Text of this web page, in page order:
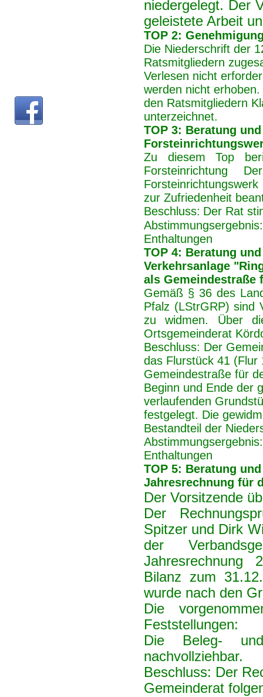
niedergelegt. Der
geleistete Arbeit
TOP 2:
Die Niederschrift der
Ratsmitgliedern
Verlesen nicht
werden nicht erhoben.
den Ratsmitgliedern
unterzeichnet.
TOP 3: Beratung
Zu diesem Top
Forsteinrichtung
zur Zufriedenheit
Beschluss: Der Rat
Enthaltungen
TOP 4: Beratung
Verkehrsanlage
als Gemeindestraße
Gemäß § 36 des
Pfalz (LStrGRP) sind
zu widmen. Über
Ortsgemeinderat
Beschluss: Der
das Flurstück 41 (Flur
Gemeindestraße für
Beginn und Ende der
verlaufenden
festgelegt. Die
Bestandteil der
Enthaltungen
TOP 5: Beratung
Jahresrechnung für
Der Vorsitzende
Der
Spitzer und Dirk
der
Jahresrechnung
Bilanz zum
wurde nach den
Die
Feststellungen:
Die Beleg-
nachvollziehbar.
Beschluss: Der
Gemeinderat